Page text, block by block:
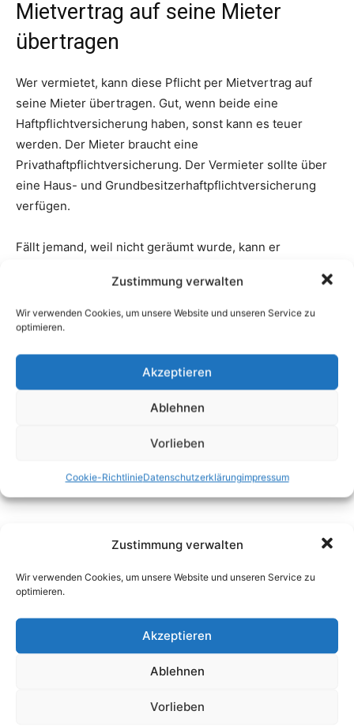
Zustimmung verwalten
Wir verwenden Cookies, um unsere Website und unseren Service zu
optimieren.
Akzeptieren
Ablehnen
Vorlieben
Cookie-RichtlinieDatenschutzerklärungimpressum